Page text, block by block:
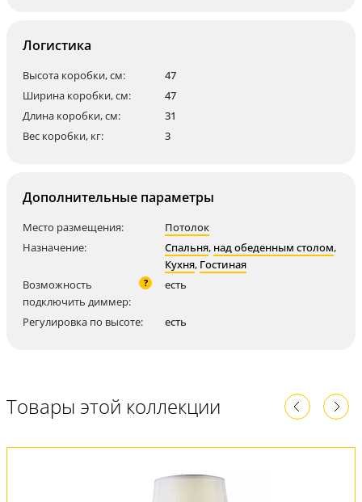
Логистика
Высота коробки, см:
47
Ширина коробки, см:
47
Длина коробки, см:
31
Вес коробки, кг:
3
Дополнительные параметры
Место размещения:
Потолок
Назначение:
Спальня, над обеденным столом,
Кухня, Гостиная
Возможность
подключить диммер:
? есть
Регулировка по высоте: есть
Товары этой коллекции